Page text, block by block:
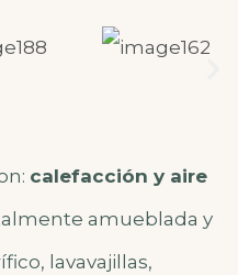
calefacción y aire
amueblada y
lavavajillas,